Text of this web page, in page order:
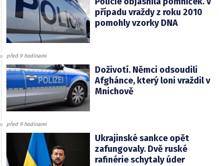
případu vraždy z roku 2010
pomohly vzorky DNA
před 9 hodinami
Doživotí. Němci odsoudili
Afghánce, který loni vraždil v
Mnichově
před 9 hodinami
Ukrajinské sankce opět
zafungovaly. Dvě ruské
rafinérie schytaly úder